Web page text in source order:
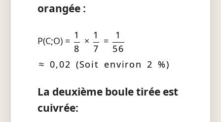
orangée :
P(C;O) =
1
8
×
1
7
=
1
56
≈ 0,02 (Soit environ 2 %)
La deuxième boule tirée est
cuivrée: